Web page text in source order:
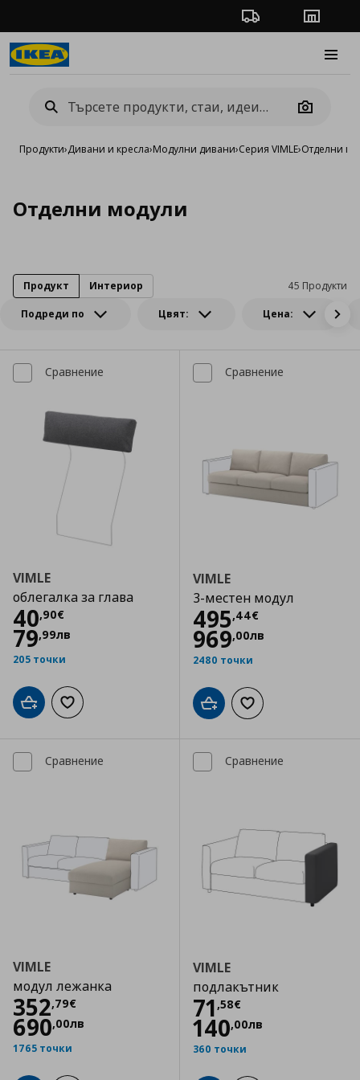
Проследяване на
Camera
Продукти›Дивани и кресла›Модулни дивани›Серия VIMLE›Отделни
Отделни модули
Подреди по Цвят: Цена:
45 Продукти
Продукт Интериор
Сравнение
VIMLE
облегалка за глава
40,90€
Цена
79,99лв
205 точки
Добави в кошницата
Добави към списъка с любими
Сравнение
VIMLE
3-местен модул
495,44€
Цена495,44 €
969,00лв
2480 точки
Добави в кошницата
Добави към
Сравнение
VIMLE
модул лежанка
352,79€
Цена
690,00лв
1765 точки
Сравнение
VIMLE
подлакътник
71 ,58€
Цена
140,00лв
360 точки